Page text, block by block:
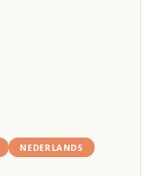
NEDERLANDS